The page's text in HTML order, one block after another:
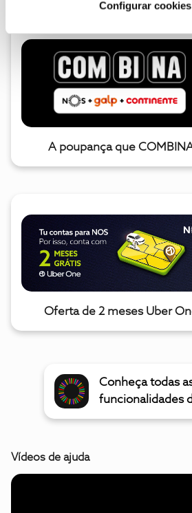
Configurar cookies
A poupança que
Oferta de 2 meses Uber
Conheça todas
funcionalidades
Vídeos de ajuda